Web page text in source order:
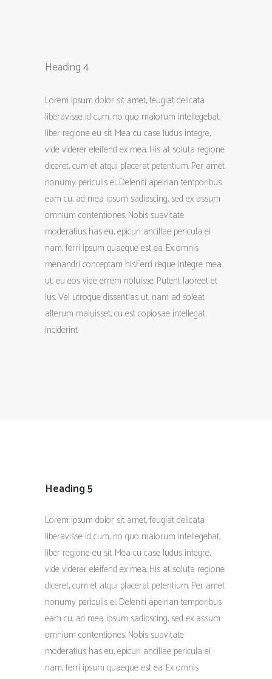
Heading 4
Lorem ipsum dolor sit amet, feugiat delicata
liberavisse id cum, no quo maiorum intellegebat,
liber regione eu sit. Mea cu case ludus integre,
vide viderer eleifend ex mea. His at soluta regione
diceret, cum et atqui placerat petentium. Per amet
nonumy periculis ei. Deleniti apeirian temporibus
eam cu, ad mea ipsum sadipscing, sed ex assum
omnium contentiones. Nobis suavitate
moderatius has eu, epicuri ancillae pericula ei
nam, ferri ipsum quaeque est ea. Ex omnis
menandri conceptam his.Ferri reque integre mea
ut, eu eos vide errem noluisse. Putent laoreet et
ius. Vel utroque dissentias ut, nam ad soleat
alterum maluisset, cu est copiosae intellegat
inciderint.
Heading 5
Lorem ipsum dolor sit amet, feugiat delicata
liberavisse id cum, no quo maiorum intellegebat,
liber regione eu sit. Mea cu case ludus integre,
vide viderer eleifend ex mea. His at soluta regione
diceret, cum et atqui placerat petentium. Per amet
nonumy periculis ei. Deleniti apeirian temporibus
eam cu, ad mea ipsum sadipscing, sed ex assum
omnium contentiones. Nobis suavitate
moderatius has eu, epicuri ancillae pericula ei
nam, ferri ipsum quaeque est ea. Ex omnis